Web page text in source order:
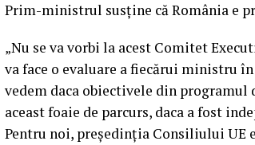
Prim-ministrul susţine că România e
„Nu se va vorbi la acest Comitet
va face o evaluare a fiecărui ministru
vedem daca obiectivele din programul
aceast foaie de parcurs, daca a fost
Pentru noi, preşedinţia Consiliului UE